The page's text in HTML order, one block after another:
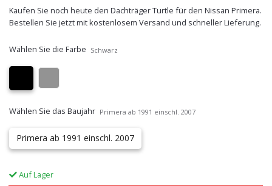
Kaufen Sie noch heute den Dachträger Turtle für den Nissan Primera.
Bestellen Sie jetzt mit kostenlosem Versand und schneller Lieferung.
Wählen Sie die Farbe Schwarz
Wählen Sie das Baujahr Primera ab 1991 einschl. 2007
Primera ab 1991 einschl. 2007
Auf Lager